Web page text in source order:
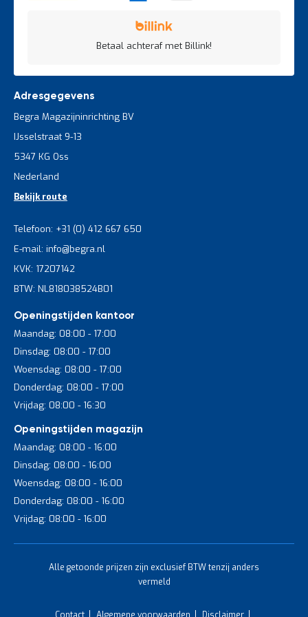
Betaal achteraf met Billink!
Adresgegevens
Begra Magazijninrichting BV
IJsselstraat 9-13
5347 KG Oss
Nederland
Bekijk route
Telefoon: +31 (0) 412 667 650
E-mail: info@begra.nl
KVK: 17207142
BTW: NL818038524B01
Openingstijden kantoor
Maandag: 08:00 - 17:00
Dinsdag: 08:00 - 17:00
Woensdag: 08:00 - 17:00
Donderdag: 08:00 - 17:00
Vrijdag: 08:00 - 16:30
Openingstijden magazijn
Maandag: 08:00 - 16:00
Dinsdag: 08:00 - 16:00
Woensdag: 08:00 - 16:00
Donderdag: 08:00 - 16:00
Vrijdag: 08:00 - 16:00
Alle getoonde prijzen zijn exclusief BTW tenzij anders
vermeld
Contact Algemene voorwaarden Disclaimer